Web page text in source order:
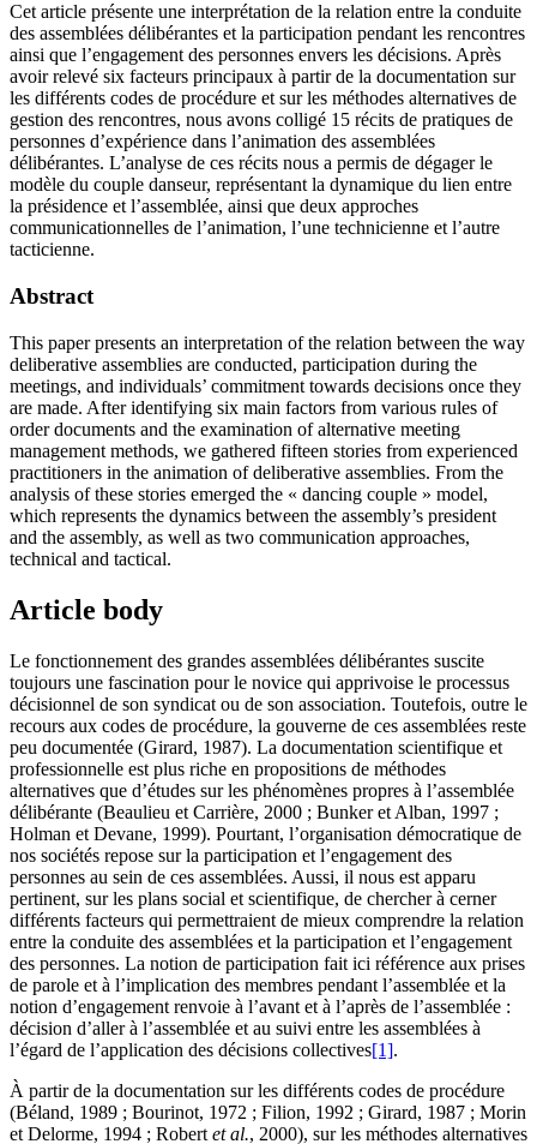
Cet article présente une interprétation de la relation entre la conduite
des assemblées délibérantes et la participation pendant les rencontres
ainsi que l’engagement des personnes envers les décisions. Après
avoir relevé six facteurs principaux à partir de la documentation sur
les différents codes de procédure et sur les méthodes alternatives de
gestion des rencontres, nous avons colligé 15 récits de pratiques de
personnes d’expérience dans l’animation des assemblées
délibérantes. L’analyse de ces récits nous a permis de dégager le
modèle du couple danseur, représentant la dynamique du lien entre
la présidence et l’assemblée, ainsi que deux approches
communicationnelles de l’animation, l’une technicienne et l’autre
tacticienne.
Abstract
This paper presents an interpretation of the relation between the way
deliberative assemblies are conducted, participation during the
meetings, and individuals’ commitment towards decisions once they
are made. After identifying six main factors from various rules of
order documents and the examination of alternative meeting
management methods, we gathered fifteen stories from experienced
practitioners in the animation of deliberative assemblies. From the
analysis of these stories emerged the « dancing couple » model,
which represents the dynamics between the assembly’s president
and the assembly, as well as two communication approaches,
technical and tactical.
Article body
Le fonctionnement des grandes assemblées délibérantes suscite
toujours une fascination pour le novice qui apprivoise le processus
décisionnel de son syndicat ou de son association. Toutefois, outre le
recours aux codes de procédure, la gouverne de ces assemblées reste
peu documentée (Girard, 1987). La documentation scientifique et
professionnelle est plus riche en propositions de méthodes
alternatives que d’études sur les phénomènes propres à l’assemblée
délibérante (Beaulieu et Carrière, 2000 ; Bunker et Alban, 1997 ;
Holman et Devane, 1999). Pourtant, l’organisation démocratique de
nos sociétés repose sur la participation et l’engagement des
personnes au sein de ces assemblées. Aussi, il nous est apparu
pertinent, sur les plans social et scientifique, de chercher à cerner
différents facteurs qui permettraient de mieux comprendre la relation
entre la conduite des assemblées et la participation et l’engagement
des personnes. La notion de participation fait ici référence aux prises
de parole et à l’implication des membres pendant l’assemblée et la
notion d’engagement renvoie à l’avant et à l’après de l’assemblée :
décision d’aller à l’assemblée et au suivi entre les assemblées à
l’égard de l’application des décisions collectives[1].
À partir de la documentation sur les différents codes de procédure
(Béland, 1989 ; Bourinot, 1972 ; Filion, 1992 ; Girard, 1987 ; Morin
et Delorme, 1994 ; Robert et al., 2000), sur les méthodes alternatives